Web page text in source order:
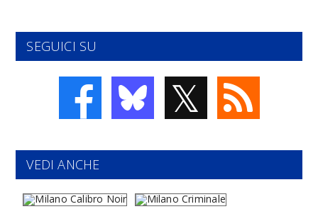
SEGUICI SU
𝕏
VEDI ANCHE